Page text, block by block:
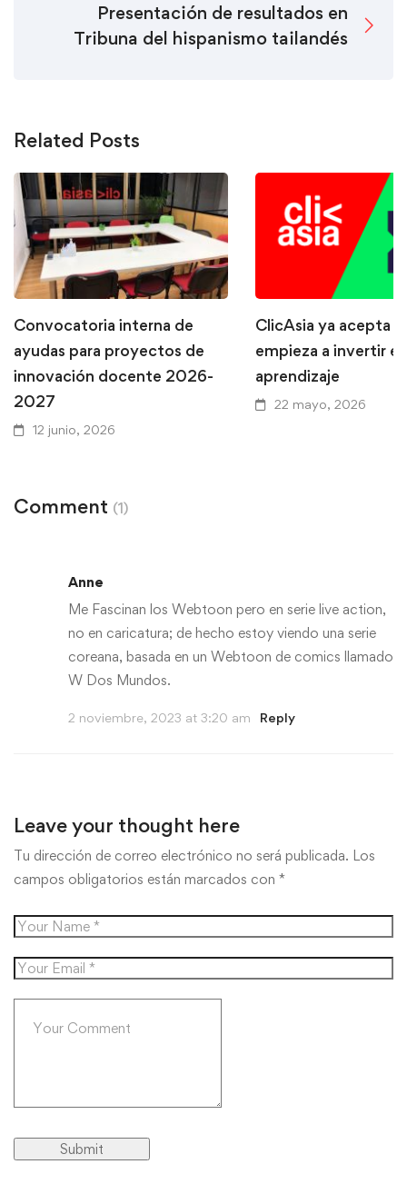
Presentación de resultados en
Tribuna del hispanismo tailandés
Related Posts
Convocatoria interna de
ayudas para proyectos de
innovación docente 2026-
2027
12 junio, 2026
ClicAsia ya acepta
empieza a invertir
aprendizaje
22 mayo, 2026
Comment (1)
Anne
Me Fascinan los Webtoon pero en serie live action,
no en caricatura; de hecho estoy viendo una serie
coreana, basada en un Webtoon de comics llamado
W Dos Mundos.
2 noviembre, 2023 at 3:20 am Reply
Leave your thought here
Tu dirección de correo electrónico no será publicada. Los
campos obligatorios están marcados con *